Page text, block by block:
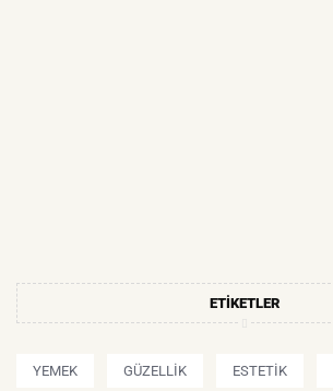
ETIKETLER
YEMEK GÜZELLIK ESTETIK